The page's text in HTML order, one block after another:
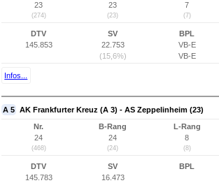
23
(274)
23
(23)
7
(7)
DTV
145.853
SV
22.753
(15,6%)
BPL
VB-E
VB-E
Infos...
A 5 AK Frankfurter Kreuz (A 3) - AS Zeppelinheim (23)
Nr.
24
(468)
B-Rang
24
(24)
L-Rang
8
(8)
DTV
145.783
SV
16.473
BPL